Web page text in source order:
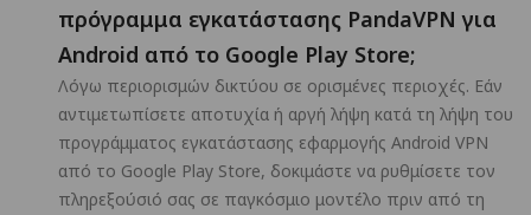
πρόγραμμα εγκατάστασης PandaVPN για
Android από το Google Play Store;
Λόγω περιορισμών δικτύου σε ορισμένες περιοχές. Εάν
αντιμετωπίσετε αποτυχία ή αργή λήψη κατά τη λήψη του
προγράμματος εγκατάστασης εφαρμογής Android VPN
από το Google Play Store, δοκιμάστε να ρυθμίσετε τον
πληρεξούσιό σας σε παγκόσμιο μοντέλο πριν από τη